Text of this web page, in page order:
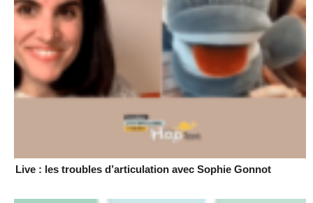
Live : les troubles d’articulation avec Sophie Gonnot